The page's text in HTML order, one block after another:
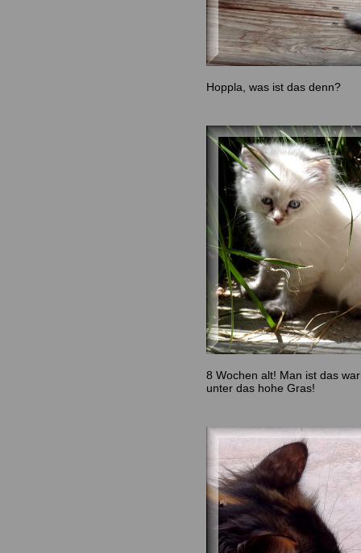
Hoppla, was ist das denn?
8 Wochen alt! Man ist das
unter das hohe Gras!